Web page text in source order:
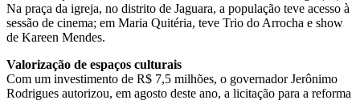
Na praça da igreja, no distrito de Jaguara, a população teve acesso à
sessão de cinema; em Maria Quitéria, teve Trio do Arrocha e show
de Kareen Mendes.
Valorização de espaços culturais
Com um investimento de R$ 7,5 milhões, o governador Jerônimo
Rodrigues autorizou, em agosto deste ano, a licitação para a reforma